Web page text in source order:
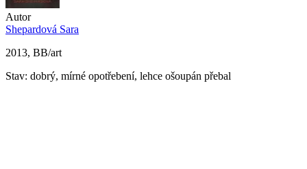
Autor
Shepardová Sara
2013, BB/art
Stav: dobrý, mírné opotřebení, lehce ošoupán přebal